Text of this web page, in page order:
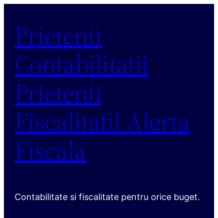
conținut
Prietenii
Contabilitatii
Prietenii
Fiscalitatii Alerta
Fiscala
Contabilitate si fiscalitate pentru orice buget.